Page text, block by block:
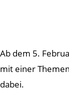
Ab dem 5.
mit einer
dabei.